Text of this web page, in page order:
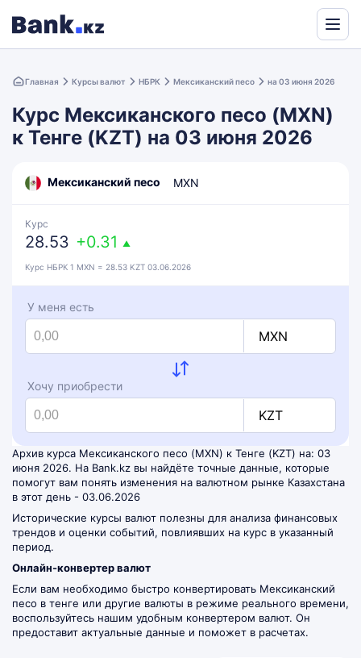
Translate
Главная Курсы валют НБРК Мексиканский песо на 03 июня 2026
Курс Мексиканского песо (MXN)
к Тенге (KZT) на 03 июня 2026
Мексиканский песо MXN
Курс
28.53 +0.31 ▲
Курс НБРК 1 MXN = 28.53 KZT 03.06.2026
У меня есть
MXN
Хочу приобрести
KZT
Архив курса Мексиканского песо (MXN) к Тенге (KZT) на: 03
июня 2026. На Bank.kz вы найдёте точные данные, которые
помогут вам понять изменения на валютном рынке Казахстана
в этот день - 03.06.2026
Исторические курсы валют полезны для анализа финансовых
трендов и оценки событий, повлиявших на курс в указанный
период.
Онлайн-конвертер валют
Если вам необходимо быстро конвертировать Мексиканский
песо в тенге или другие валюты в режиме реального времени,
воспользуйтесь нашим удобным конвертером валют. Он
предоставит актуальные данные и поможет в расчетах.